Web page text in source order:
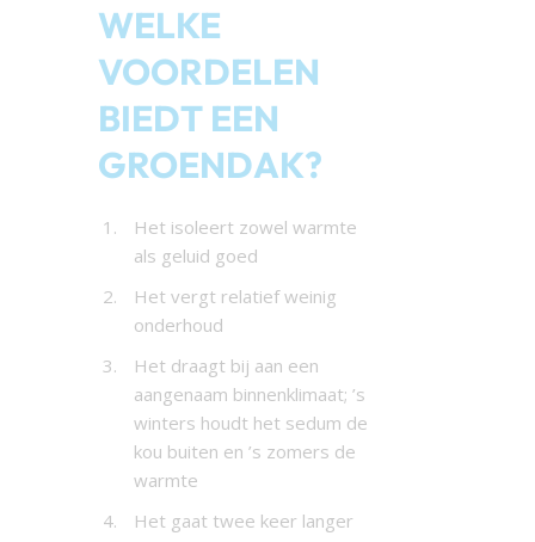
WELKE
VOORDELEN
BIEDT EEN
GROENDAK?
Het isoleert zowel warmte
als geluid goed
Het vergt relatief weinig
onderhoud
Het draagt bij aan een
aangenaam binnenklimaat; ’s
winters houdt het sedum de
kou buiten en ’s zomers de
warmte
Het gaat twee keer langer